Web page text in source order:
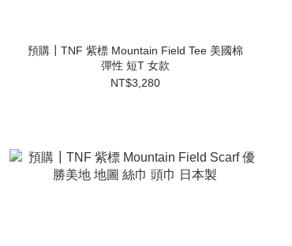
預購┃TNF 紫標 Mountain Field Tee 美國棉
彈性 短T 女款
NT$3,280